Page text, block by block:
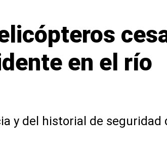
en el río
y del historial de seguridad